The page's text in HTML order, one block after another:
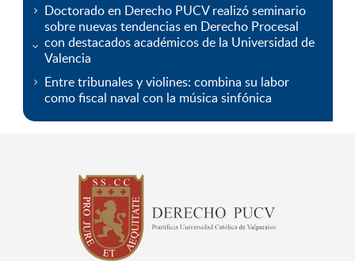
Doctorado en Derecho PUCV realizó seminario
sobre nuevas tendencias en Derecho Procesal
con destacados académicos de la Universidad de
Valencia
Entre tribunales y violines: combina su labor
como fiscal naval con la música sinfónica